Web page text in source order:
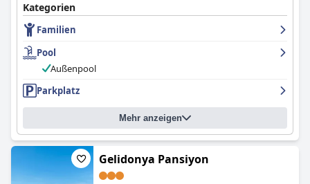
Kategorien
Familien
Pool
Außenpool
Parkplatz
Mehr anzeigen
Gelidonya Pansiyon